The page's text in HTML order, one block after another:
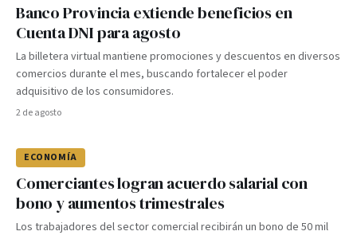
Banco Provincia extiende beneficios en
Cuenta DNI para agosto
La billetera virtual mantiene promociones y descuentos en diversos
comercios durante el mes, buscando fortalecer el poder
adquisitivo de los consumidores.
2 de agosto
ECONOMÍA
Comerciantes logran acuerdo salarial con
bono y aumentos trimestrales
Los trabajadores del sector comercial recibirán un bono de 50 mil